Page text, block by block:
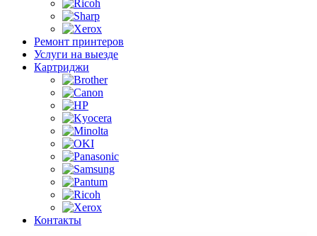
Ремонт принтеров
Услуги на выезде
Картриджи
Контакты